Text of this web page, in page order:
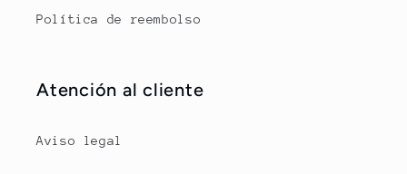
Política de reembolso
Atención al cliente
Aviso legal